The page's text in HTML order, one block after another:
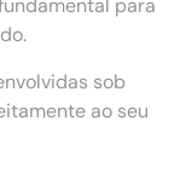
para
sob
ao seu